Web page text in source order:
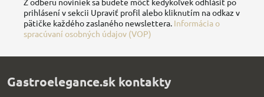
prihlásení v sekcii Upraviť profil alebo kliknutím na odkaz v
pätičke každého zaslaného newslettera. Informácia o
spracúvaní osobných údajov (VOP)
Gastroelegance.sk kontakty